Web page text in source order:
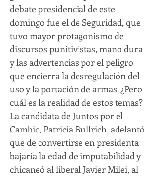
debate presidencial de este
domingo fue el de Seguridad, que
tuvo mayor protagonismo de
discursos punitivistas, mano dura
y las advertencias por el peligro
que encierra la desregulación del
uso y la portación de armas. ¿Pero
cuál es la realidad de estos temas?
La candidata de Juntos por el
Cambio, Patricia Bullrich, adelantó
que de convertirse en presidenta
bajaría la edad de imputabilidad y
chicaneó al liberal Javier Milei, al